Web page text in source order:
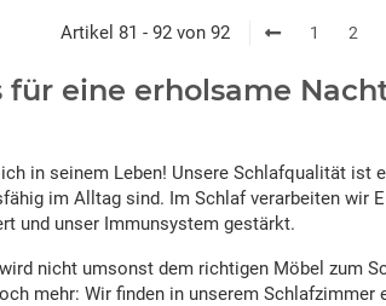
Artikel 81 - 92 von 92 1 2
eine erholsame
in seinem Leben! Unsere Schlafqualität ist
im Alltag sind. Im Schlaf verarbeiten wir
und unser Immunsystem gestärkt.
nicht umsonst dem richtigen Möbel zum
mehr: Wir finden in unserem Schlafzimmer